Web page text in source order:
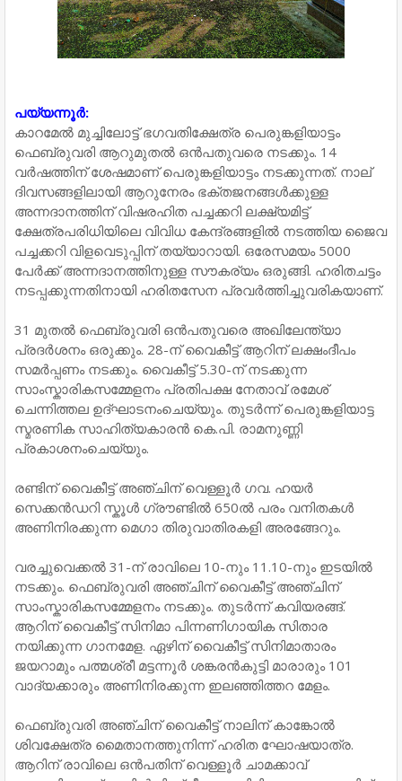
പയ്യന്നൂർ:
കാറമേൽ മുച്ചിലോട്ട് ഭഗവതിക്ഷേത്ര പെരുങ്കളിയാട്ടം
ഫെബ്രുവരി ആറുമുതൽ ഒൻപതുവരെ നടക്കും. 14
വർഷത്തിന് ശേഷമാണ് പെരുങ്കളിയാട്ടം നടക്കുന്നത്. നാല്
ദിവസങ്ങളിലായി ആറുനേരം ഭക്തജനങ്ങൾക്കുള്ള
അന്നദാനത്തിന് വിഷരഹിത പച്ചക്കറി ലക്ഷ്യമിട്ട്
ക്ഷേത്രപരിധിയിലെ വിവിധ കേന്ദ്രങ്ങളിൽ നടത്തിയ ജൈവ
പച്ചക്കറി വിളവെടുപ്പിന്‌ തയ്യാറായി. ഒരേസമയം 5000
പേർക്ക് അന്നദാനത്തിനുള്ള സൗകര്യം ഒരുങ്ങി. ഹരിതചട്ടം
നടപ്പക്കുന്നതിനായി ഹരിതസേന പ്രവർത്തിച്ചുവരികയാണ്.
31 മുതൽ ഫെബ്രുവരി ഒൻപതുവരെ അഖിലേന്ത്യാ
പ്രദർശനം ഒരുക്കും. 28-ന്‌ വൈകീട്ട്‌ ആറിന് ലക്ഷംദീപം
സമർപ്പണം നടക്കും. വൈകീട്ട് 5.30-ന് നടക്കുന്ന
സാംസ്കാരികസമ്മേളനം പ്രതിപക്ഷ നേതാവ് രമേശ്
ചെന്നിത്തല ഉദ്ഘാടനംചെയ്യും. തുടർന്ന് പെരുങ്കളിയാട്ട
സ്മരണിക സാഹിത്യകാരൻ കെ.പി. രാമനുണ്ണി
പ്രകാശനംചെയ്യും.
രണ്ടിന് വൈകീട്ട് അഞ്ചിന് വെള്ളൂർ ഗവ. ഹയർ
സെക്കൻഡറി സ്കൂൾ ഗ്രൗണ്ടിൽ 650ൽ പരം വനിതകൾ
അണിനിരക്കുന്ന മെഗാ തിരുവാതിരകളി അരങ്ങേറും.
വരച്ചുവെക്കൽ 31-ന്‌ രാവിലെ 10-നും 11.10-നും ഇടയിൽ
നടക്കും. ഫെബ്രുവരി അഞ്ചിന് വൈകീട്ട് അഞ്ചിന്
സാംസ്കാരികസമ്മേളനം നടക്കും. തുടർന്ന് കവിയരങ്ങ്.
ആറിന് വൈകീട്ട് സിനിമാ പിന്നണിഗായിക സിതാര
നയിക്കുന്ന ഗാനമേള. ഏഴിന് വൈകീട്ട് സിനിമാതാരം
ജയറാമും പത്മശ്രീ മട്ടന്നൂർ ശങ്കരൻകുട്ടി മാരാരും 101
വാദ്യക്കാരും അണിനിരക്കുന്ന ഇലഞ്ഞിത്തറ മേളം.
ഫെബ്രുവരി അഞ്ചിന് വൈകീട്ട് നാലിന് കാങ്കോൽ
ശിവക്ഷേത്ര മൈതാനത്തുനിന്ന്‌ ഹരിത ഘോഷയാത്ര.
ആറിന് രാവിലെ ഒൻപതിന് വെള്ളൂർ ചാമക്കാവ്